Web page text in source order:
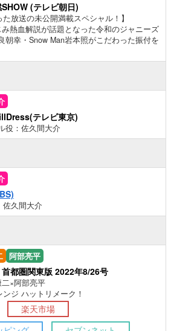
(テレビ朝日)
た放送の未公開満載スペシャル！】
み熱血解説が話題となった令和のジャニーズ
朝幸・Snow Man岩本照がこだわった振付を
テレビ東京)
：佐久間大介
佐久間大介
阿部亮平
都圏関東版 2022年8/26号
×阿部亮平
ジ ハットリメーク！
楽天市場